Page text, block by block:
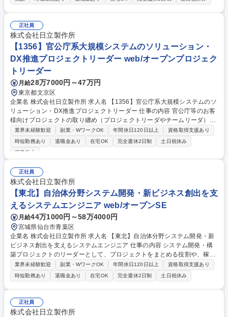
から得られるデータを用いたデジタルサービスを設計する。 募集職種 グ
リーン価値とユーザを支える家電とライフソリューションに関する研究開
発 正社員
株式会社日立製作所
【1356】官公庁系大規模システムのソリューション・
DX推進プロジェクトリーダー web/オープンプロジェク
トリーダー
月給28万7000円～47万円
東京都文京区
企業名 株式会社日立製作所 求人名 【1356】官公庁系大規模システムのソ
リューション・DX推進プロジェクトリーダー 仕事の内容 官公庁等のお客
様向けプロジェクトの取り纏め（プロジェクトリーダやチームリーダ）と
して、お客様の課題を解決するシステムやアプリケーションの設計・開発
や運用を行う業務のマネジメントを担っていただきます。 ■設計・開発 ・
システム開発、インフラ構築における大規模プロジェクトに参画 ・顧客ニ
課題の把握のための取り組み（ヒアリングや提案に係る検討、資料作成）
・市場の動向、社内外の技術やソリューションを調査し、提案スキームの
検討と調整 募集職種 【1356】官公庁系大規模システムのソリューショ
ン・DX推進プロジェクトリーダー
業界未経験歓迎 副業・WワークOK 年間休日120日以上
資格取得支援あり
時短勤務あり
退職金あり 在宅OK 完全週休2日制
土日祝休み
服装自由
正社員
株式会社日立製作所
【東北】自治体分野システム開発・新ビジネス創出を支
えるシステムエンジニア web/オープンSE
月給44万1000円～58万4000円
宮城県仙台市青葉区
企業名 株式会社日立製作所 求人名 【東北】自治体分野システム開発・新
ビジネス創出を支えるシステムエンジニア 仕事の内容 システム開発・構
築プロジェクトのリーダーとして、プロジェクトをまとめる役割や、稼働
後のシステム運用・保守フェーズも担当していただきます。 【職務詳細】
案件状況に応じて、以下の(1)(2)の職務を遂行していただきます。(1)シス
テム開発・構築・運用のリーダー、サブリーダー：要件定義/設計・開発・
テスト/移行/運用・保守 (2)自治体ＤＸ，新規ビジネス創出などの提案活
動：顧客の課題・ニーズをヒアリング等により把握し、市場・技術動向を
踏まえソリューションを創出・提案を行います。 募集職種 【東北】自治
業界未経験歓迎 副業・WワークOK 年間休日120日以上
資格取得支援あり
時短勤務あり
退職金あり 在宅OK 完全週休2日制 土日祝休み
正社員
株式会社日立製作所